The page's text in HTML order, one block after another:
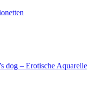
dog – Erotische Aquarelle